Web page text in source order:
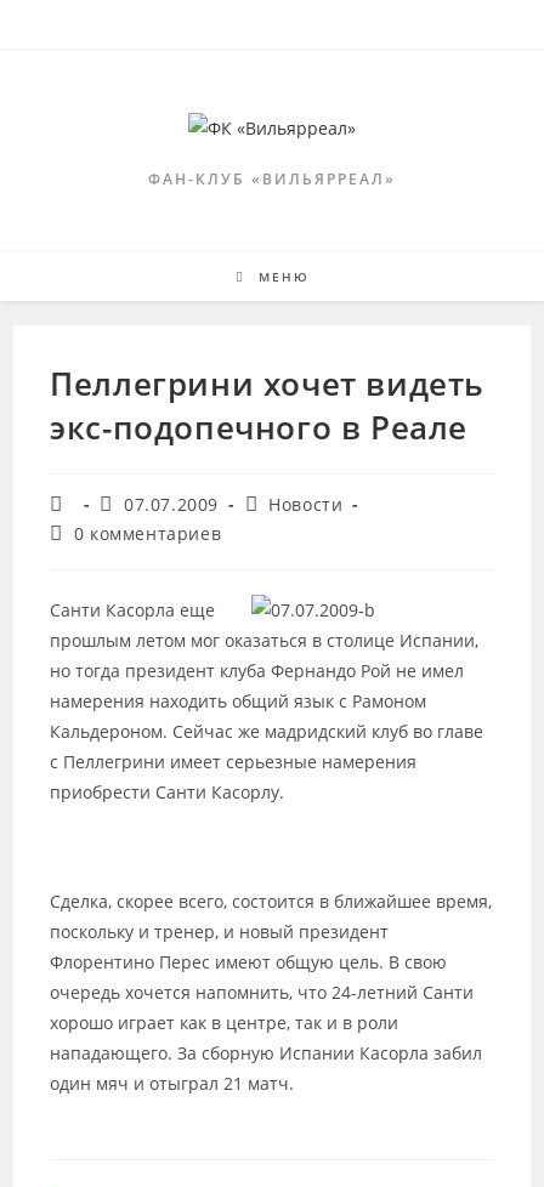
ФАН-КЛУБ «ВИЛЬЯРРЕАЛ»
МЕНЮ
Пеллегрини хочет видеть
экс-подопечного в Реале
Автор
записи:
Запись
опубликована:
07.07.2009
Рубрика
Новости
Комментарии
0 комментариев
Санти Касорла еще
прошлым летом мог оказаться в столице Испании,
но тогда президент клуба Фернандо Рой не имел
намерения находить общий язык с Рамоном
Кальдероном. Сейчас же мадридский клуб во главе
с Пеллегрини имеет серьезные намерения
приобрести Санти Касорлу.
Сделка, скорее всего, состоится в ближайшее время,
поскольку и тренер, и новый президент
Флорентино Перес имеют общую цель. В свою
очередь хочется напомнить, что 24-летний Санти
хорошо играет как в центре, так и в роли
нападающего. За сборную Испании Касорла забил
один мяч и отыграл 21 матч.